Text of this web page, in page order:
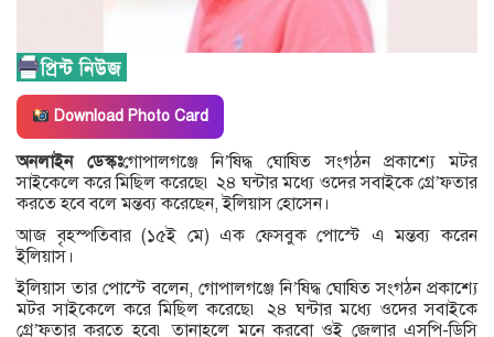
Download Photo Card
অনলাইন ডেস্কঃগোপালগঞ্জে নি’ষিদ্ধ ঘোষিত সংগঠন প্রকাশ্যে মটর
সাইকেলে করে মিছিল করেছে৷ ২৪ ঘন্টার মধ্যে ওদের সবাইকে গ্রে’ফতার
করতে হবে বলে মন্তব্য করেছেন, ইলিয়াস হোসেন।
আজ বৃহস্পতিবার (১৫ই মে) এক ফেসবুক পোস্টে এ মন্তব্য করেন
ইলিয়াস।
ইলিয়াস তার পোস্টে বলেন, গোপালগঞ্জে নি’ষিদ্ধ ঘোষিত সংগঠন প্রকাশ্যে
মটর সাইকেলে করে মিছিল করেছে৷ ২৪ ঘন্টার মধ্যে ওদের সবাইকে
গ্রে’ফতার করতে হবে৷ তানাহলে মনে করবো ওই জেলার এসপি-ডিসি